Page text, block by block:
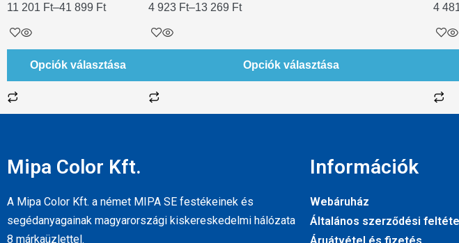
11 201 Ft–41 899 Ft
Opciók választása
4 923 Ft–13 269 Ft
Opciók választása
4
Mipa Color Kft.
A Mipa Color Kft. a német MIPA SE festékeinek és
segédanyagainak magyarországi kiskereskedelmi hálózata
8 márkaüzlettel.
Információk
Webáruház
Általános szerződési